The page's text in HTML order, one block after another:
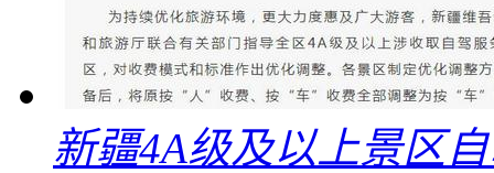
新疆4A级及以上景区